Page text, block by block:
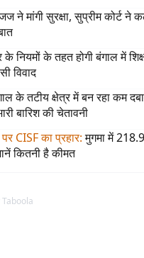
ने मांगी सुरक्षा, सुप्रीम कोर्ट ने
के नियमों के तहत होगी बंगाल में
विवाद
के तटीय क्षेत्र में बन रहा कम
बारिश की चेतावनी
CISF का प्रहार: मुगमा में
कितनी है कीमत
Taboola